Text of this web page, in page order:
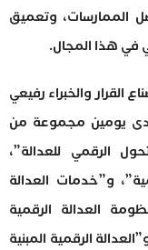
الممارسات، وتعميق
في هذا المجال.
مشاركة حوالي 200 من صناع القرار والخبراء رفيعي
على مدى يومين مجموعة من
الرقمي للعدالة”،
و”خدمات العدالة
العدالة الرقمية
الرقمية المبنية